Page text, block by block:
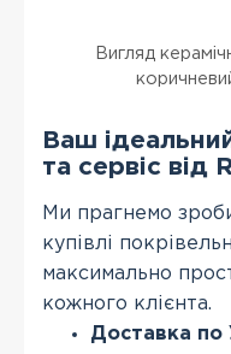
Вигляд
Ваш
та сервіс від
Ми прагнемо
купівлі
максимально
кожного клієнта.
Доставка по